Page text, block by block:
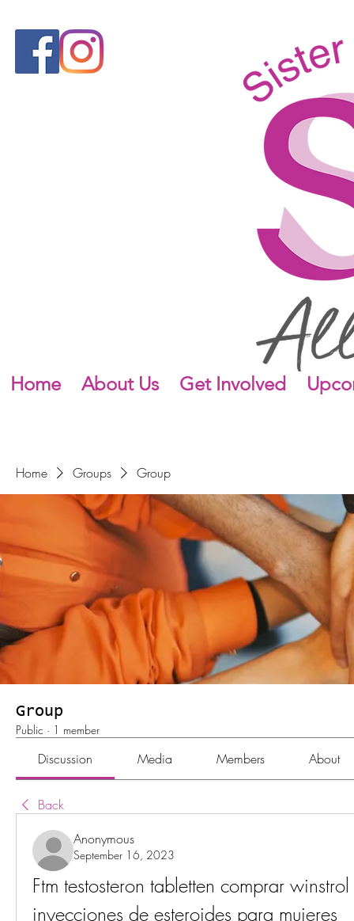
Home About Us Get Involved
Home Groups Group
Group
Public · 1 member
Discussion Media Members About
Back
Anonymous
September 16, 2023
Ftm testosteron tabletten comprar
inyecciones de esteroides para mujeres